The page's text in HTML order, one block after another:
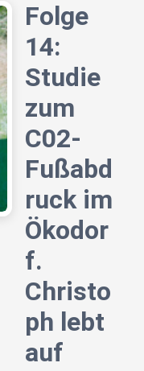
Folge
14:
Studie
zum
C02-
Fußabd
ruck im
Ökodor
f.
Christo
ph lebt
auf